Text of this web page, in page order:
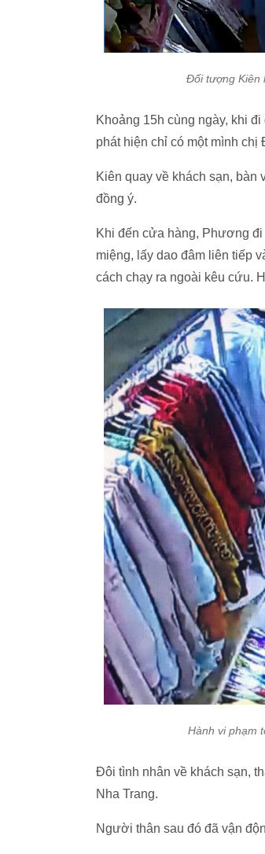
Đối tượng Kiên
Khoảng 15h cùng ngày, khi
phát hiện chỉ có một mình chị
Kiên quay về khách sạn,
đồng ý.
Khi đến cửa hàng, Phương
miệng, lấy dao đâm liên tiếp
cách chạy ra ngoài kêu cứu.
Hành vi phạm
Đôi tình nhân về khách sạn,
Nha Trang.
Người thân sau đó đã vận